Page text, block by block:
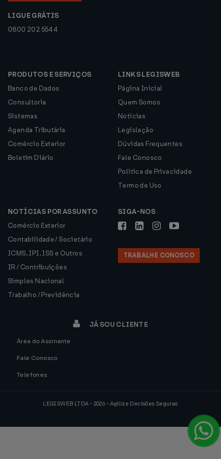
LIGUE GRÁTIS
0800 202 5544
PRODUTOS E SERVIÇOS
Banco de Dados
Consultoria
Sistemas
Agenda Tributária
Comércio Exterior
Boletim Diário
LINKS LEGISWEB
Página Inicial
Quem Somos
Notícias
Legislação
Dúvidas Frequentes
Fale Conosco
Política de Privacidade
Termo de Uso
NOTÍCIAS POR ASSUNTO
Comércio Exterior
Contabilidade / Societário
ICMS, IPI, ISS e Outros
IR / Contribuições
Simples Nacional
Trabalho / Previdência
SIGA-NOS
TRABALHE CONOSCO
JÁ SOU CLIENTE
Área do Assinante
Fale Conosco
Telefones
LEGISWEB LTDA - 2026 - Agilize Decisões Seguras